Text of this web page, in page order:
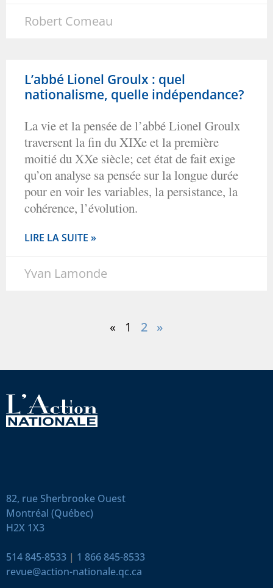
Robert Comeau
L’abbé Lionel Groulx : quel
nationalisme, quelle indépendance?
La vie et la pensée de l’abbé Lionel Groulx
traversent la fin du XIXe et la première
moitié du XXe siècle; cet état de fait exige
qu’on analyse sa pensée sur la longue durée
pour en voir les variables, la persistance, la
cohérence, l’évolution.
LIRE LA SUITE »
Yvan Lamonde
« 1 2 »
82, rue Sherbrooke Ouest
Montréal (Québec)
H2X 1X3
514 845-8533 | 1 866 845-8533
revue@action-nationale.qc.ca